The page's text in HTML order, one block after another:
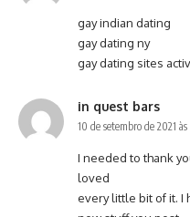
gay indian dating
gay dating ny
gay dating sites
in quest bars
10 de setembro de 2021 às
I needed to thank
loved
every little bit of it. I